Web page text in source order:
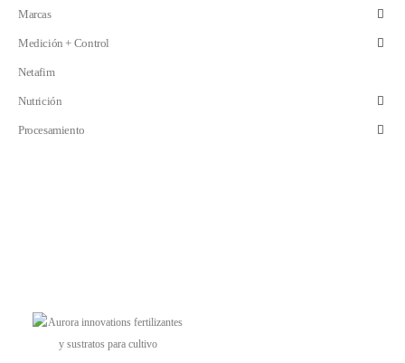
Marcas
Medición + Control
Netafim
Nutrición
Procesamiento